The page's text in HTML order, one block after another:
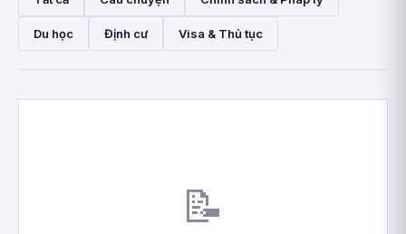
Du học Định cư Visa & Thủ tục
📝